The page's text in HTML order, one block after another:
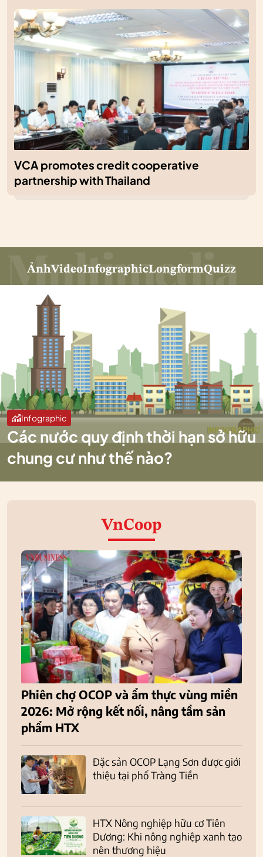
VCA promotes credit cooperative
partnership with Thailand
ẢnhVideoInfographicLongformQuizz
Infographic
Các nước quy định thời hạn sở hữu
chung cư như thế nào?
VnCoop
Phiên chợ OCOP và ẩm thực vùng miền
2026: Mở rộng kết nối, nâng tầm sản
phẩm HTX
Đặc sản OCOP Lạng Sơn được giới
thiệu tại phố Tràng Tiền
HTX Nông nghiệp hữu cơ Tiên
Dương: Khi nông nghiệp xanh tạo
nên thương hiệu